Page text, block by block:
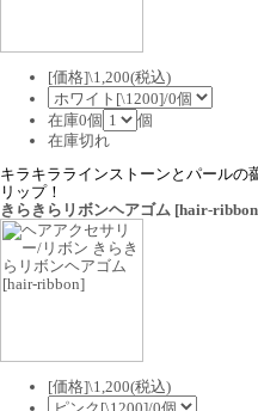
[価格]\1,200(税込)
在庫0個
個
在庫切れ
キラキララインストーンとパールの
リップ！
きらきらリボンヘアゴム [hair-
[価格]\1,200(税込)